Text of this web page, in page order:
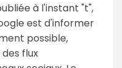
à l'instant "t",
est d'informer
possible,
flux